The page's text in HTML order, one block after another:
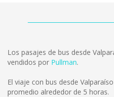
Los pasajes de bus desde
vendidos por Pullman.
El viaje con bus desde
promedio alrededor de 5 horas.